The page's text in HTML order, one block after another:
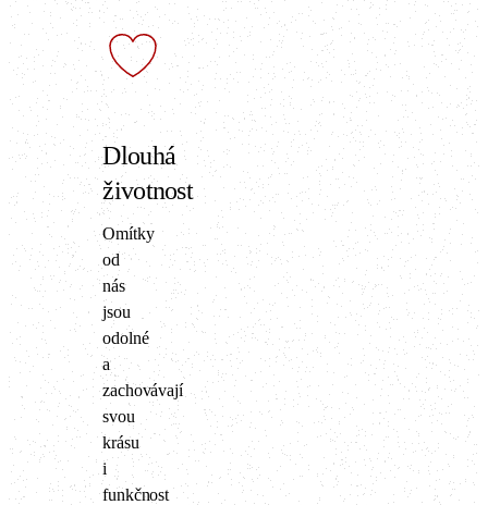
Dlouhá
životnost
Omítky
od
nás
jsou
odolné
a
zachovávají
svou
krásu
i
funkčnost